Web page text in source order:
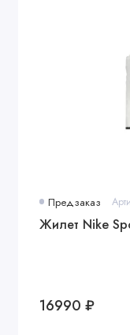
Предзаказ
Жилет Nike
16990 ₽